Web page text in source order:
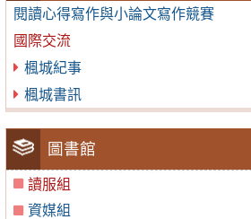
閱讀心得寫作與小論文寫作競賽
國際交流
楓城紀事
楓城書訊
圖書館
讀服組
資媒組